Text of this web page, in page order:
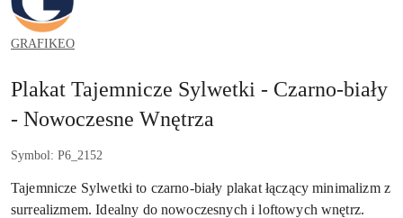
GRAFIKEO
Plakat Tajemnicze Sylwetki - Czarno-biały
- Nowoczesne Wnętrza
Symbol: P6_2152
Tajemnicze Sylwetki to czarno-biały plakat łączący minimalizm z
surrealizmem. Idealny do nowoczesnych i loftowych wnętrz.